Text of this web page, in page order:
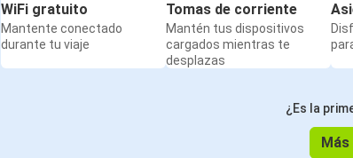
WiFi gratuito
Mantente conectado
durante tu viaje
Tomas de corriente
Mantén tus dispositivos
cargados mientras te
desplazas
¿Es la